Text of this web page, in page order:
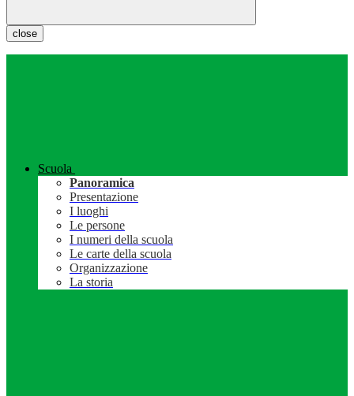
close
Scuola
Panoramica
Presentazione
I luoghi
Le persone
I numeri della scuola
Le carte della scuola
Organizzazione
La storia